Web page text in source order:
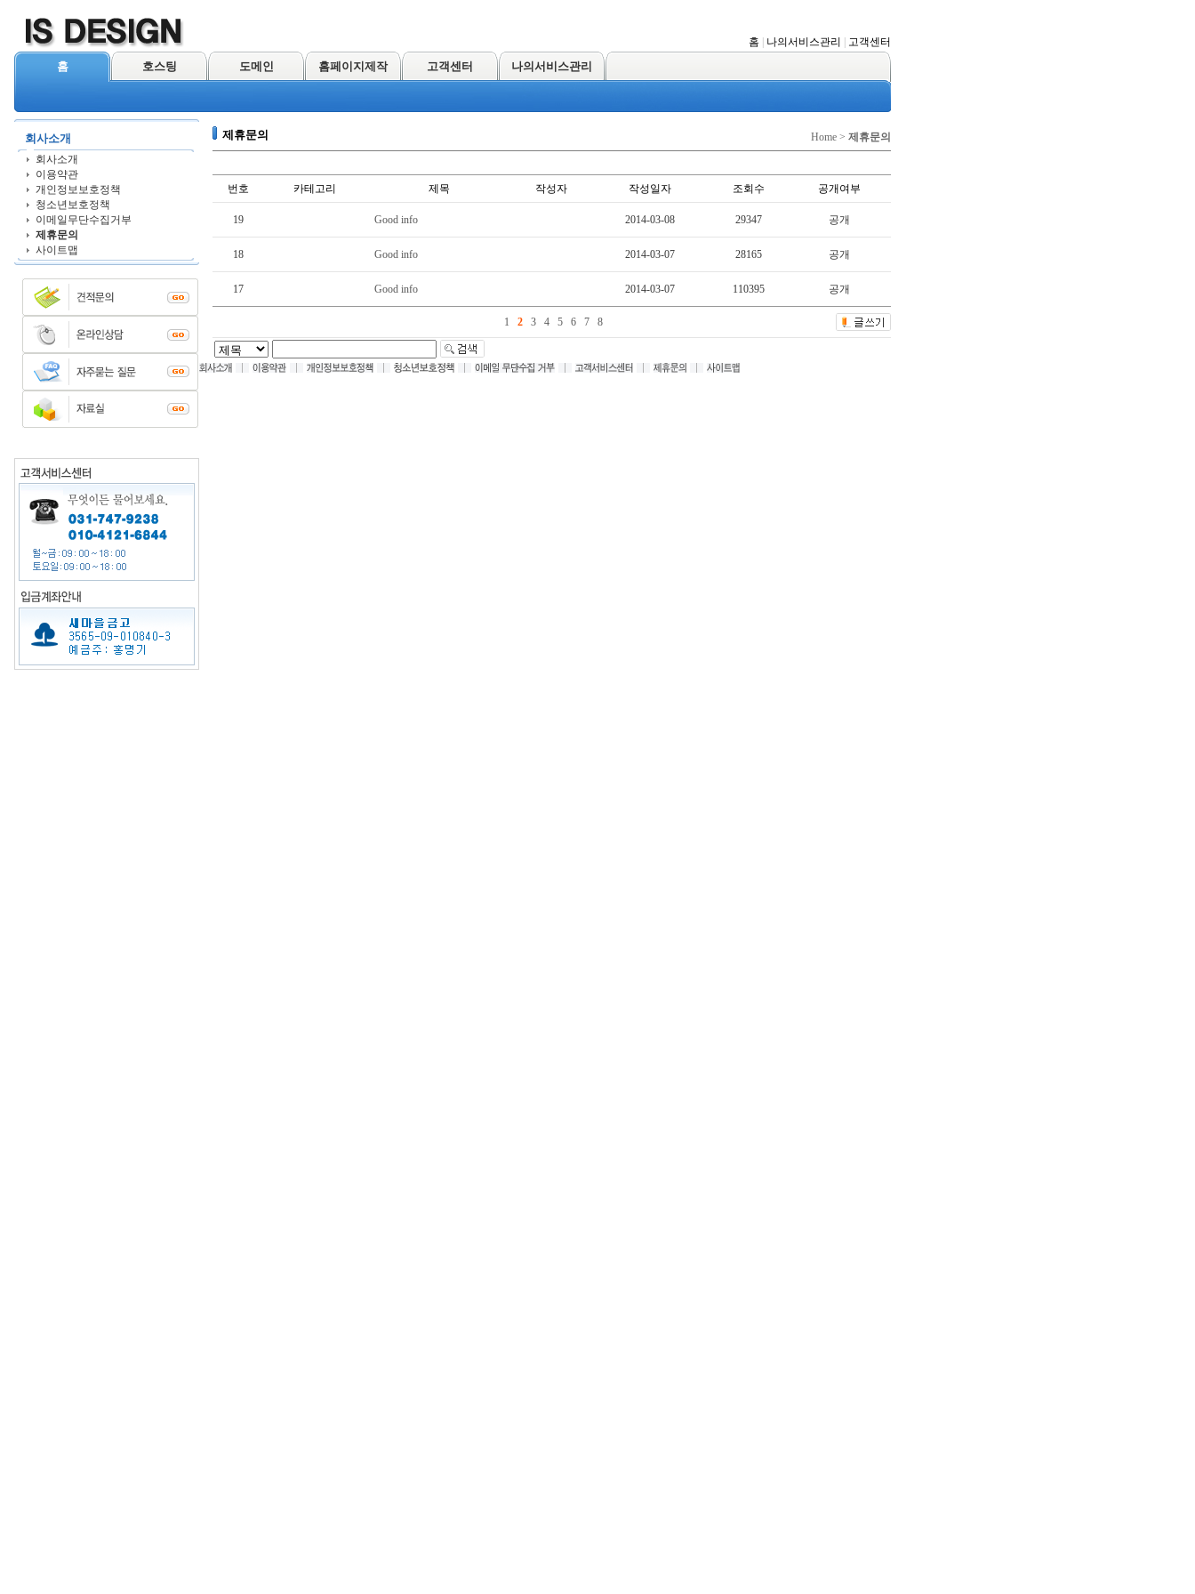
홈 나의서비스관리 고객센터
홈 호스팅 도메인 홈페이지제작 고객센터 나의서비스관리
회사소개
회사소개
이용약관
개인정보보호정책
청소년보호정책
이메일무단수집거부
제휴문의
사이트맵
제휴문의 Home > 제휴문의
번호 카테고리 제목 작성자 작성일자 조회수 공개여부
19 Good info 2014-03-08 29347 공개
18 Good info 2014-03-07 28165 공개
17 Good info 2014-03-07 110395 공개
1 2 3 4 5 6 7 8